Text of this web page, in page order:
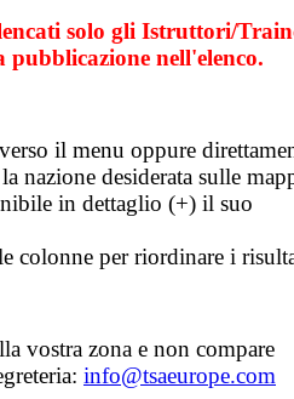
solo gli Istruttori/
nell'elenco.
il menu oppure
nazione desiderata sulle
in dettaglio (+) il suo
colonne per riordinare i
vostra zona e non compare
info@tsaeurope.com